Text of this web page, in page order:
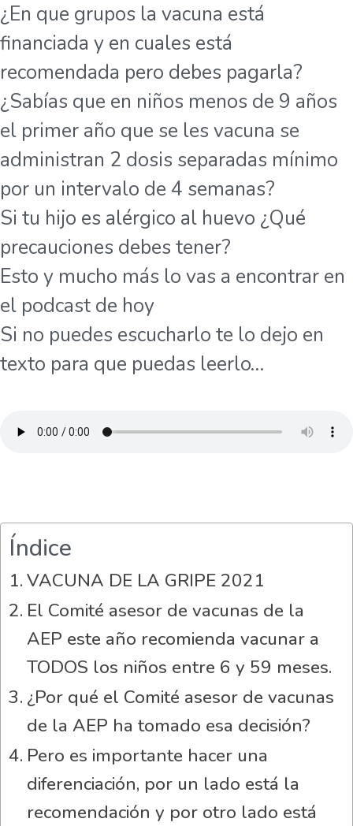
¿En que grupos la vacuna está
financiada y en cuales está
recomendada pero debes pagarla?
¿Sabías que en niños menos de 9 años
el primer año que se les vacuna se
administran 2 dosis separadas mínimo
por un intervalo de 4 semanas?
Si tu hijo es alérgico al huevo ¿Qué
precauciones debes tener?
Esto y mucho más lo vas a encontrar en
el podcast de hoy
Si no puedes escucharlo te lo dejo en
texto para que puedas leerlo…
Índice
VACUNA DE LA GRIPE 2021
El Comité asesor de vacunas de la
AEP este año recomienda vacunar a
TODOS los niños entre 6 y 59 meses.
¿Por qué el Comité asesor de vacunas
de la AEP ha tomado esa decisión?
Pero es importante hacer una
diferenciación, por un lado está la
recomendación y por otro lado está